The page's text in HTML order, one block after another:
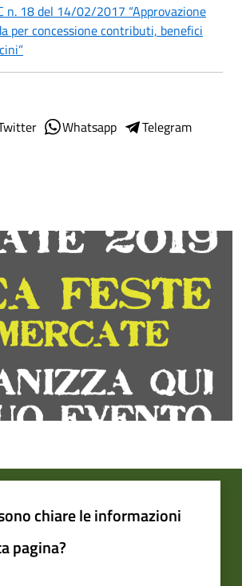
n. 18 del 14/02/2017 “Approvazione
per concessione contributi, benefici
Whatsapp
Telegram
chiare le informazioni
pagina?